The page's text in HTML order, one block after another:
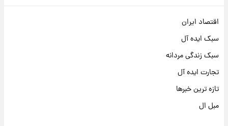
اقتصاد ایران
سبک ایده آل
سبک زندگی مردانه
تجارت ایده آل
تازه ترین خبرها
مبل ال